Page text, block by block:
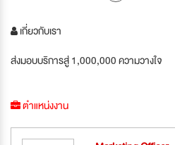
เกี่ยวกับเรา
ส่งมอบบริการสู่ 1,000,000 ความวางใจ
ตำแหน่งงาน